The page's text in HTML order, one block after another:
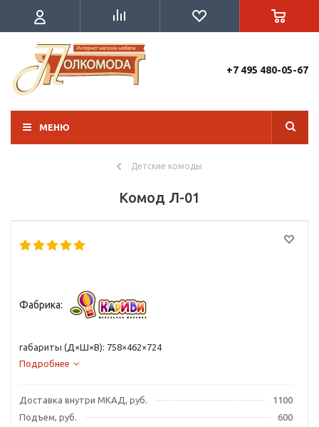
+7 495 480-05-67
МЕНЮ
Детские комоды
Комод Л-01
Фабрика:
габариты (Д×Ш×В): 758×462×724
Подробнее
Доставка внутри МКАД, руб.
1100
Подъем, руб.
600